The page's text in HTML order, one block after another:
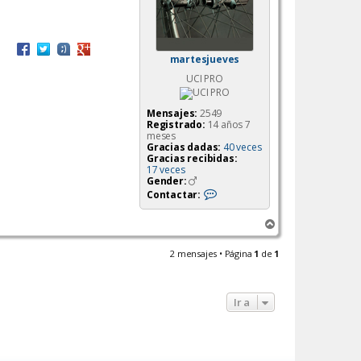
martesjueves
UCI PRO
Mensajes: 2549
Registrado: 14 años 7
meses
Gracias dadas: 40 veces
Gracias recibidas:
17 veces
Gender:
Contactar:
n
a
t
m
r
r
2 mensajes • Página 1 de 1
Ir a